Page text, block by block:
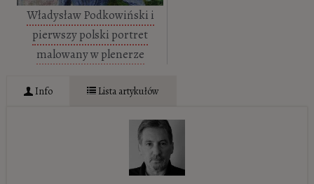
Władysław Podkowiński i
pierwszy polski portret
malowany w plenerze
Info Lista artykułów